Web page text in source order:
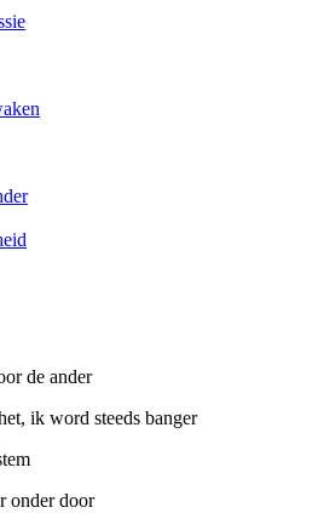
de ander
ik word steeds banger
onder door